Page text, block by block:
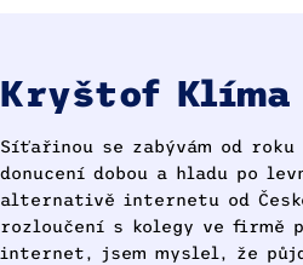
Kryštof Klíma
Síťařinou se zabývám od roku
donucení dobou a hladu po
alternativě internetu od
rozloučení s kolegy ve firmě
internet, jsem myslel, že